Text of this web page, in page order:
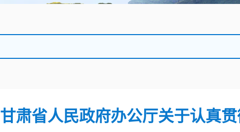
甘肃省人民政府办公厅关于认真